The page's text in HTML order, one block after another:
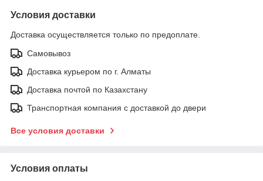
Условия доставки
Доставка осуществляется только по предоплате.
Самовывоз
Доставка курьером по г. Алматы
Доставка почтой по Казахстану
Транспортная компания с доставкой до двери
Все условия доставки
Условия оплаты